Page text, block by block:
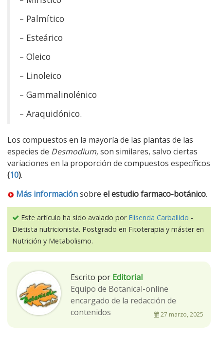
– Palmítico
– Esteárico
– Oleico
– Linoleico
– Gammalinolénico
– Araquidónico.
Los compuestos en la mayoría de las plantas de las
especies de Desmodium,son similares, salvo ciertas
variaciones en la proporción de compuestos específicos
(10).
Más informaciónsobre el estudio farmaco-botánico.
Este artículo ha sido avalado por Elisenda Carballido -
Dietista nutricionista. Postgrado en Fitoterapia y máster en
Nutrición y Metabolismo.
Escrito por Editorial
Equipo de Botanical-online
encargado de la redacción de
contenidos
27 marzo, 2025